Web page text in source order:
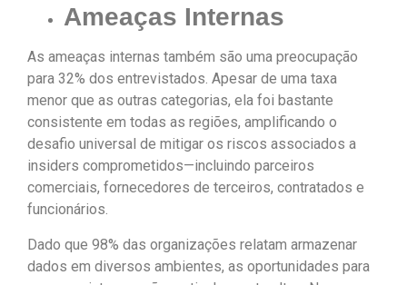
Ameaças Internas
As ameaças internas também são uma preocupação
para 32% dos entrevistados. Apesar de uma taxa
menor que as outras categorias, ela foi bastante
consistente em todas as regiões, amplificando o
desafio universal de mitigar os riscos associados a
insiders comprometidos—incluindo parceiros
comerciais, fornecedores de terceiros, contratados e
funcionários.
Dado que 98% das organizações relatam armazenar
dados em diversos ambientes, as oportunidades para